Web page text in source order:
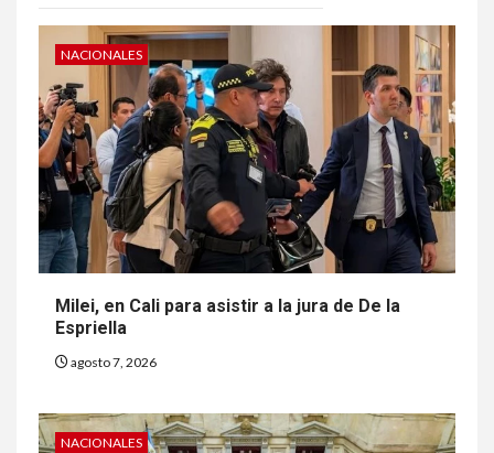
NACIONALES
Milei, en Cali para asistir a la jura de De la
Espriella
agosto 7, 2026
NACIONALES